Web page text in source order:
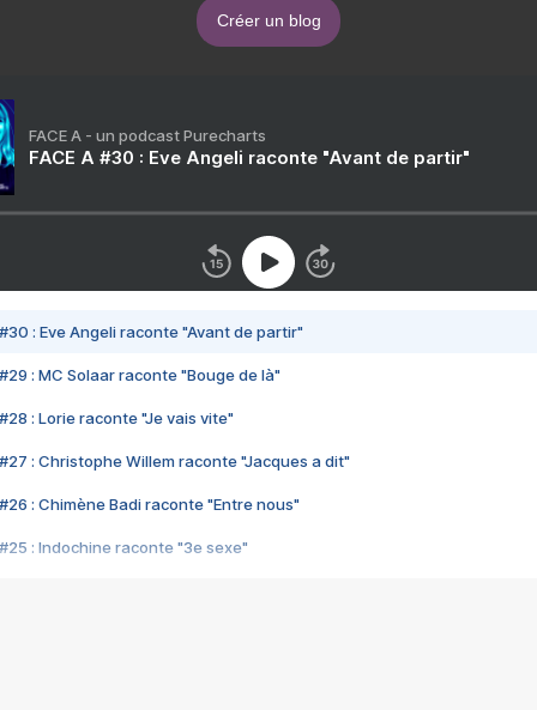
Créer un blog
FACE A - un podcast Purecharts
FACE A #30 : Eve Angeli raconte "Avant de partir"
#30 : Eve Angeli raconte "Avant de partir"
#29 : MC Solaar raconte "Bouge de là"
#28 : Lorie raconte "Je vais vite"
#27 : Christophe Willem raconte "Jacques a dit"
#26 : Chimène Badi raconte "Entre nous"
#25 : Indochine raconte "3e sexe"